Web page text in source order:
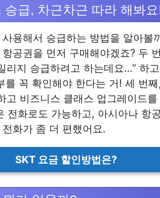
급, 차근차근 따라 해봐요
용해서 승급하는 방법을 알아볼
공권을 먼저 구매해야겠죠? 두
리지 승급하려고 하는데요…” 하
꼭 확인해야 한다는 거! 세 번
고 비즈니스 클래스 업그레이드
전화로도 가능하고, 아시아나 항
화가 좀 더 편했어요.
SKT 요금 할인방법은?